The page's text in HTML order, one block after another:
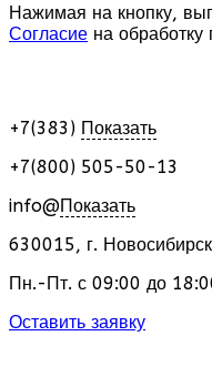
Нажимая на кнопку,
Согласие на
+7(383) Показать
+7(800) 505-50-13
info@Показать
630015, г. Новосибирск
Пн.-Пт. с 09:00 до
Оставить заявку